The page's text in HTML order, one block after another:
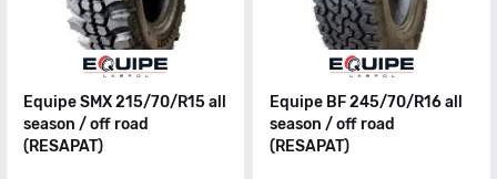
Equipe SMX 215/70/R15 all
season / off road
(RESAPAT)
Equipe BF 245/70/R16 all
season / off road
(RESAPAT)